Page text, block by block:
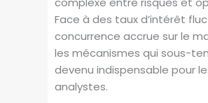
Face à des taux d’intérêt
concurrence accrue sur le
les mécanismes qui sous-
devenu indispensable pour
analystes.